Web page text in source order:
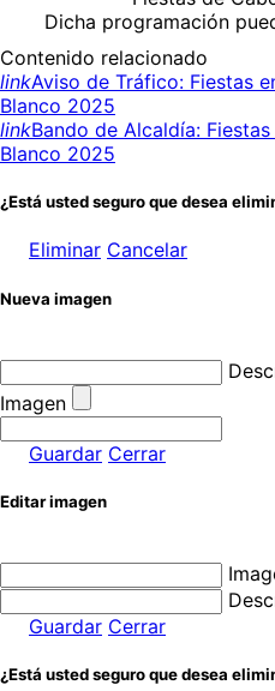
Dicha programación
Contenido relacionado
linkAviso de Tráfico: Fiestas
Blanco 2025
linkBando de Alcaldía:
Blanco 2025
¿Está usted seguro que desea
Eliminar Cancelar
Nueva imagen
Imagen
Guardar Cerrar
Editar imagen
Guardar Cerrar
¿Está usted seguro que desea